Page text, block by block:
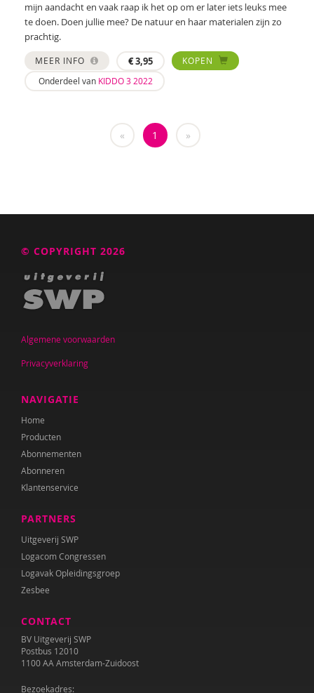
Creative Learning and Play
Iris Andriessen
Nilay Ardjosemito
Siela Ardjosemito-Jethoe
Silke van Arum
Diverse auteurs
Roli Ayutsede
Carolina Bakker
Ina Bakker
Pieter Paul Bakker
Marielle Balledux
Miriam Barendregt
Ana del Barrio Saiz
Zeina Bassa
Daniëlla Bastin
mijn aandacht en vaak raap ik het op om er later iets leuks mee
te doen. Doen jullie mee? De natuur en haar materialen zijn zo
prachtig.
MEER INFO €3,95
KOPEN
Onderdeel van KIDDO 3 2022
« 1 »
© COPYRIGHT 2026
Algemene voorwaarden
Privacyverklaring
NAVIGATIE
Home
Producten
Abonnementen
Abonneren
Klantenservice
PARTNERS
Uitgeverij SWP
Logacom Congressen
Logavak Opleidingsgroep
Zesbee
CONTACT
BV Uitgeverij SWP
Postbus 12010
1100 AA Amsterdam-Zuidoost
Bezoekadres: